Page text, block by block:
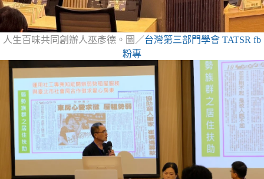
人生百味共同創辦人巫彥德。圖／台灣第三部門學會 TATSR fb
粉專